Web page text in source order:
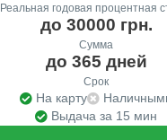
Реальная годовая процентная
до 30000 грн.
Сумма
до 365 дней
Срок
На карту
Выдача за 15 мин